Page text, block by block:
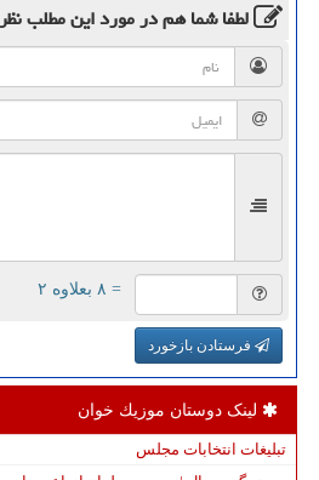
لطفا شما همدر مورد این مطلب
= ۸ بعلاوه ۲
فرستادن بازخورد
لینک دوستان موزیك خوان
تبلیغات انتخابات مجلس